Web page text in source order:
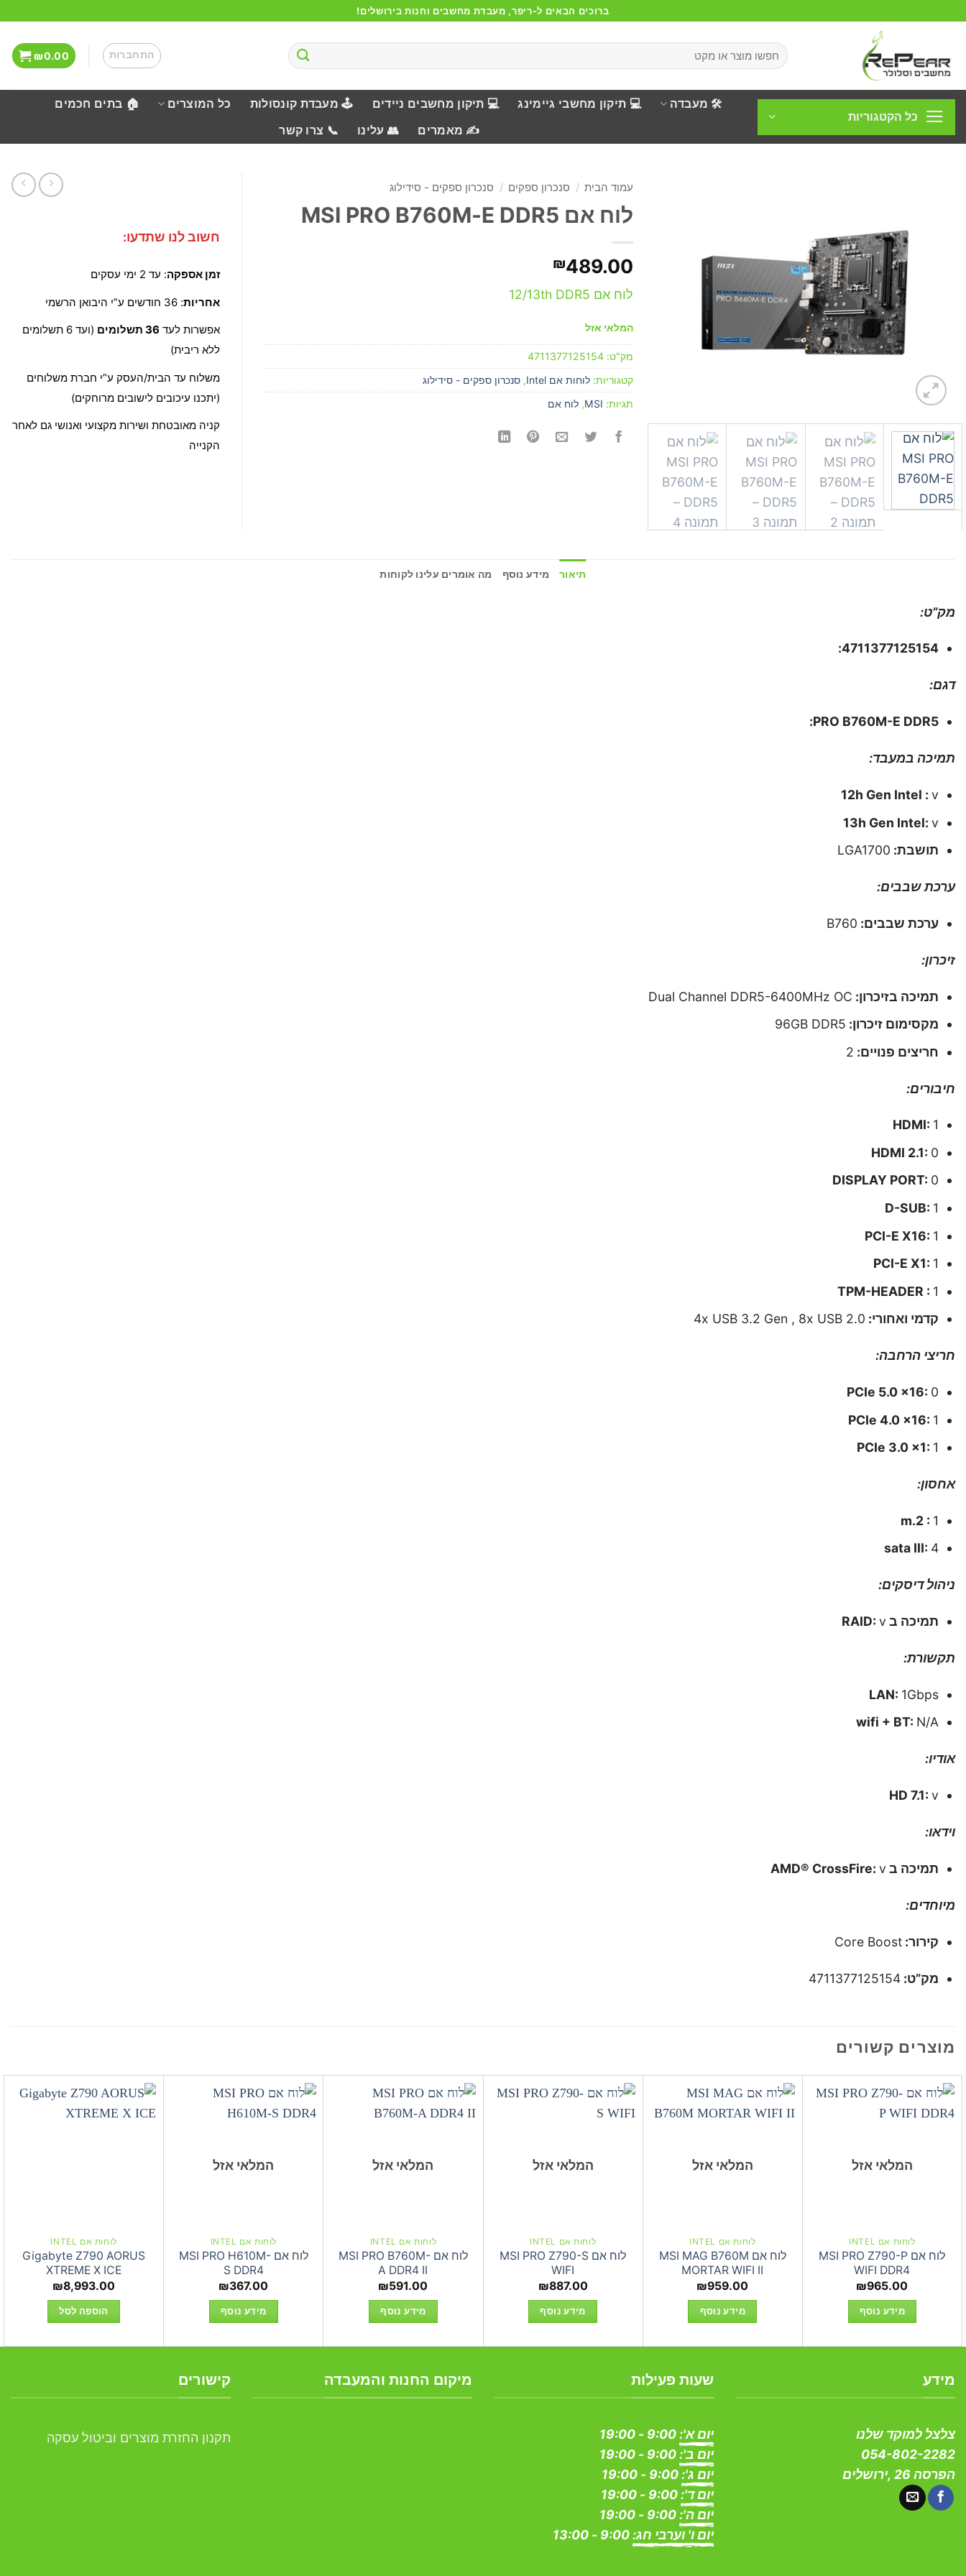
ברוכים הבאים ל-ריפר, מעבדת מחשבים וחנות בירושלים!
חיפוש
עבור:
התחברות ₪0.00
כל הקטגוריות
🛠️ מעבדה 💻 תיקון מחשבי גיימינג 💻 תיקון מחשבים ניידים 🕹️ מעבדת קונסולות כל המוצרים
🏠 בתים חכמים
✍️ מאמרים
👥 עלינו 📞 צרו קשר
עמוד הבית / סנכרון ספקים / סנכרון ספקים - סידילוג
לוח אם MSI PRO B760M-E DDR5
₪489.00
לוח אם 12/13th DDR5
המלאי אזל
מק"ט: 4711377125154
קטגוריות: לוחות אם Intel , סנכרון ספקים - סידילוג
תגיות: MSI
, לוח אם
חשוב לנו שתדעו:
זמן אספקה: עד 2 ימי עסקים
אחריות: 36 חודשים ע”י היבואן הרשמי
אפשרות לעד 36 תשלומים
(ועד 6 תשלומים
ללא ריבית)
משלוח עד הבית/העסק ע”י חברת משלוחים
(יתכנו עיכובים לישובים מרוחקים)
קניה מאובטחת ושירות מקצועי ואנושי גם לאחר
הקנייה
תיאור מידע נוסף מה אומרים עלינו לקוחות
מק”ט:
4711377125154:
דגם:
PRO B760M-E DDR5:
תמיכה במעבד:
12h Gen Intel :v
13h Gen Intel:v
תושבת: LGA1700
ערכת שבבים:
ערכת שבבים: B760
זיכרון:
תמיכה בזיכרון: Dual Channel DDR5-6400MHz OC
מקסימום זיכרון: 96GB DDR5
חריצים פנויים: 2
חיבורים:
HDMI: 1
HDMI 2.1: 0
DISPLAY PORT: 0
D-SUB: 1
PCI-E X16: 1
PCI-E X1: 1
TPM-HEADER : 1
קדמי ואחורי: 4x USB 3.2 Gen , 8x USB 2.0
חריצי הרחבה:
PCIe 5.0 x16: 0
PCIe 4.0 x16: 1
PCIe 3.0 x1: 1
אחסון:
m.2 : 1
sata III: 4
ניהול דיסקים:
תמיכה ב RAID: v
תקשורת:
LAN: 1Gbps
wifi + BT: N/A
אודיו:
HD 7.1:v
וידאו:
תמיכה ב AMD® CrossFire: v
מיוחדים:
קירור: Core Boost
מק”ט: 4711377125154
מוצרים קשורים
המלאי אזל
לוחות אם INTEL
לוח אם MSI PRO Z790-P
WIFI DDR4
₪965.00
מידע נוסף
המלאי אזל
לוחות אם INTEL
לוח אם MSI MAG B760M
MORTAR WIFI II
₪959.00
מידע נוסף
המלאי אזל
לוחות אם INTEL
לוח אם MSI PRO Z790-S
WIFI
₪887.00
מידע נוסף
המלאי אזל
לוחות אם INTEL
לוח אם MSI PRO B760M-
A DDR4 II
₪591.00
מידע נוסף
המלאי אזל
לוחות אם INTEL
לוח אם MSI PRO H610M-
S DDR4
₪367.00
מידע נוסף
לוחות אם INTEL
Gigabyte Z790 AORUS
XTREME X ICE
₪8,993.00
הוספה לסל
מידע
צלצל למוקד שלנו
054-802-2282
הפרסה 26 ,ירושלים
שעות פעילות
יום א':
יום ב':
יום ג':
יום ד':
יום ה':
יום ו' וערבי חג:
מיקום החנות והמעבדה קישורים
תקנון החזרת מוצרים וביטול עסקה